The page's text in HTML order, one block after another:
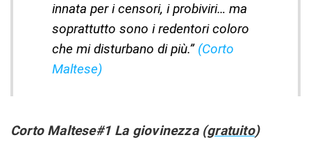
innata per i censori, i probiviri… ma
soprattutto sono i redentori coloro
che mi disturbano di più.” (Corto
Maltese)
Corto Maltese#1 La giovinezza (gratuito)